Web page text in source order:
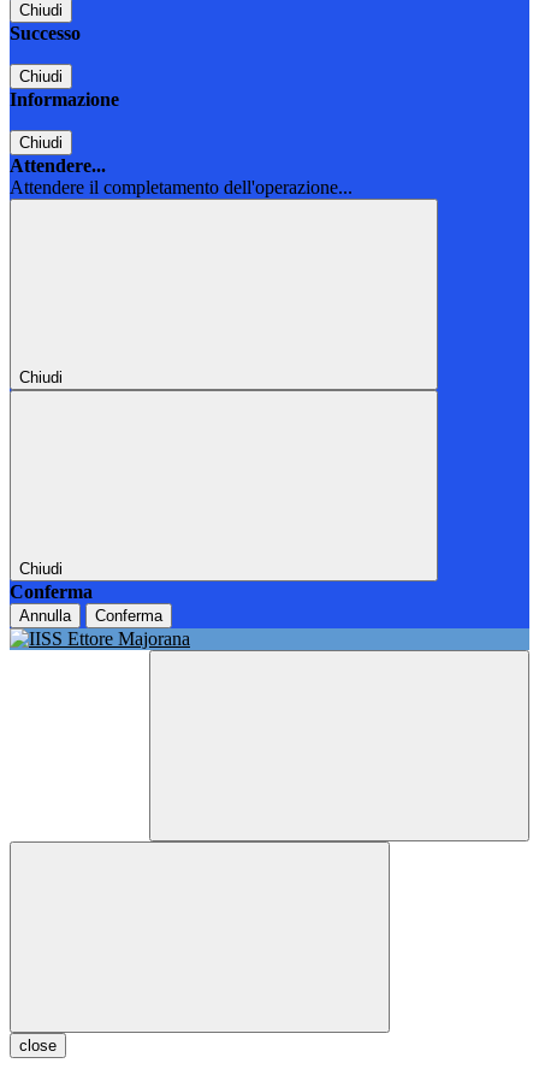
Chiudi
Successo
Chiudi
Informazione
Chiudi
Attendere...
Attendere il completamento dell'operazione...
Chiudi
Chiudi
Conferma
Annulla Conferma
close